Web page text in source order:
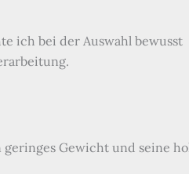
ich bei der Auswahl bewusst
Gewicht und seine